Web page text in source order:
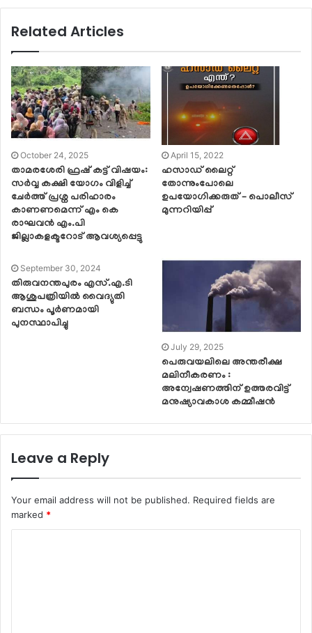
Related Articles
October 24, 2025
താമരശേരി ഫ്രഷ് കട്ട് വിഷയം:
സർവ്വ കക്ഷി യോഗം വിളിച്ച്
ചേർത്ത് പ്രശ്ന പരിഹാരം
കാണണമെന്ന് എം കെ
രാഘവൻ എം.പി
ജില്ലാകളക്ടറോട് ആവശ്യപ്പെട്ടു
April 15, 2022
ഹസാഡ് ലൈറ്റ്
തോന്നുംപോലെ
ഉപയോഗിക്കരുത് – പൊലീസ്
മുന്നറിയിപ്പ്
September 30, 2024
തിരുവനന്തപുരം എസ്.എ.ടി
ആശുപത്രിയില്‍ വൈദ്യുതി
ബന്ധം പൂര്‍ണമായി
പുനസ്ഥാപിച്ചു
July 29, 2025
പെരുവയലിലെ അന്തരീക്ഷ
മലിനീകരണം :
അന്വേഷണത്തിന് ഉത്തരവിട്ട്
മനുഷ്യാവകാശ കമ്മീഷൻ
Leave a Reply
Your email address will not be published. Required fields are
marked *